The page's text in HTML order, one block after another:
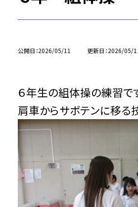
公開日 2026/05/11 更新日 2026/05/
６年生の組体操の練習で
肩車からサボテンに移る